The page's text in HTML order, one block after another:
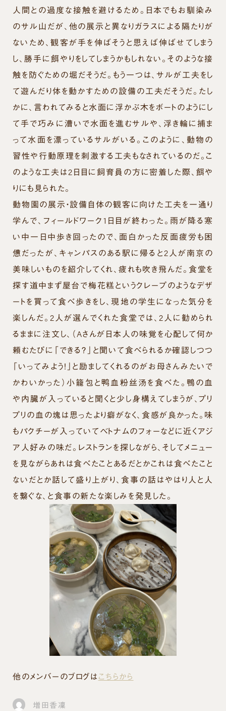
人間との過度な接触を避けるため。日本でもお馴染み
のサル山だが、他の展示と異なりガラスによる隔たりが
ないため、観客が手を伸ばそうと思えば伸ばせてしまう
し、勝手に餌やりをしてしまうかもしれない。そのような接
触を防ぐための堀だそうだ。もう一つは、サルが工夫をし
て遊んだり体を動かすための設備の工夫だそうだ。たし
かに、言われてみると水面に浮かぶ木をボートのようにし
て手で巧みに漕いで水面を進むサルや、浮き輪に捕ま
って水面を漂っているサルがいる。このように、動物の
習性や行動原理を刺激する工夫もなされているのだ。こ
のような工夫は2日目に飼育員の方に密着した際、餌や
りにも見られた。
動物園の展示・設備自体の観客に向けた工夫を一通り
学んで、フィールドワーク1日目が終わった。雨が降る寒
い中一日中歩き回ったので、面白かった反面疲労も困
憊だったが、キャンパスのある駅に帰ると2人が南京の
美味しいものを紹介してくれ、疲れも吹き飛んだ。食堂を
探す道中まず屋台で梅花糕というクレープのようなデザ
ートを買って食べ歩きをし、現地の学生になった気分を
楽しんだ。2人が選んでくれた食堂では、2人に勧められ
るままに注文し、（Aさんが日本人の味覚を心配して何か
頼むたびに「できる？」と聞いて食べられるか確認しつつ
「いってみよう！」と励ましてくれるのがお母さんみたいで
かわいかった）小籠包と鸭血粉丝汤を食べた。鴨の血
や内臓が入っていると聞くと少し身構えてしまうが、プリ
プリの血の塊は思ったより癖がなく、食感が良かった。味
もパクチーが入っていてベトナムのフォーなどに近くアジ
ア人好みの味だ。レストランを探しながら、そしてメニュー
を見ながらあれは食べたことあるだとかこれは食べたこと
ないだとか話して盛り上がり、食事の話はやはり人と人
を繋ぐな、と食事の新たな楽しみを発見した。
他のメンバーのブログはこちらから
増田香凜